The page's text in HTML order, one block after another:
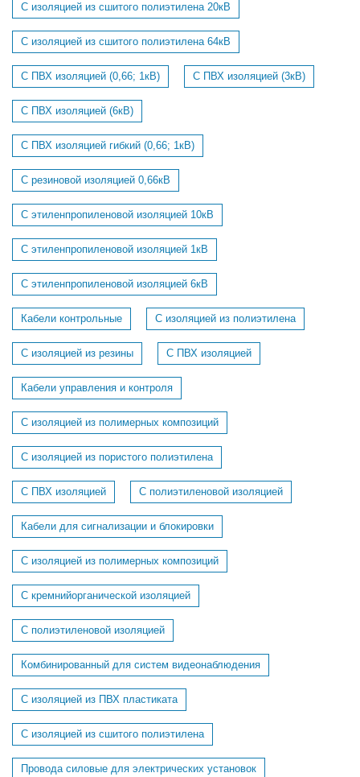
С изоляцией из сшитого полиэтилена 20кВ
С изоляцией из сшитого полиэтилена 64кВ
С ПВХ изоляцией (0,66; 1кВ) С ПВХ изоляцией (3кВ)
С ПВХ изоляцией (6кВ)
С ПВХ изоляцией гибкий (0,66; 1кВ)
С резиновой изоляцией 0,66кВ
С этиленпропиленовой изоляцией 10кВ
С этиленпропиленовой изоляцией 1кВ
С этиленпропиленовой изоляцией 6кВ
Кабели контрольные С изоляцией из полиэтилена
С изоляцией из резины С ПВХ изоляцией
Кабели управления и контроля
С изоляцией из полимерных композиций
С изоляцией из пористого полиэтилена
С ПВХ изоляцией С полиэтиленовой изоляцией
Кабели для сигнализации и блокировки
C изоляцией из полимерных композиций
C кремнийорганической изоляцией
C полиэтиленовой изоляцией
Комбинированный для систем видеонаблюдения
С изоляцией из ПВХ пластиката
С изоляцией из сшитого полиэтилена
Провода силовые для электрических установок